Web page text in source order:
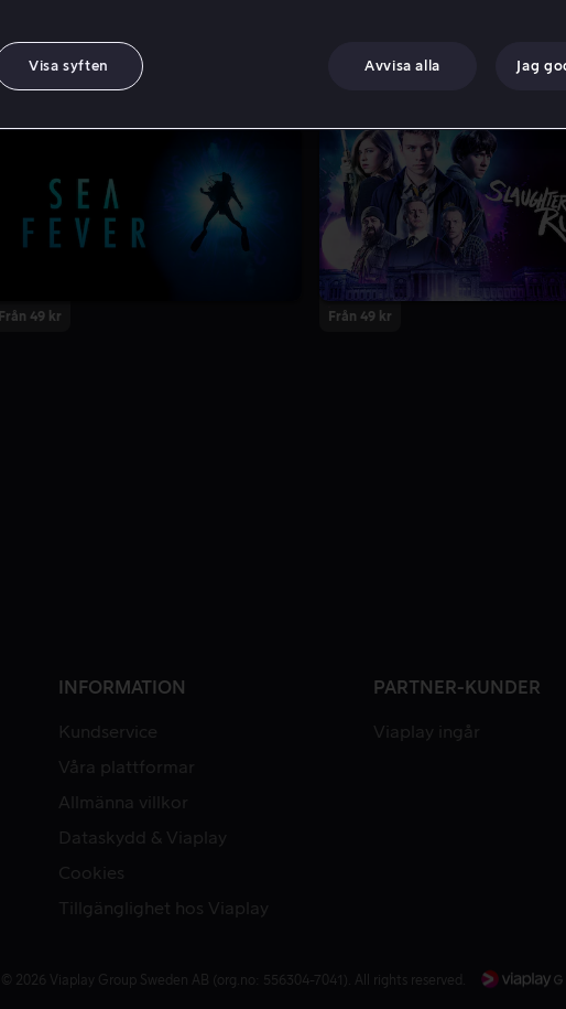
Från 49 kr Från 49 kr
INFORMATION
Kundservice
Våra plattformar
Allmänna villkor
Dataskydd & Viaplay
Cookies
Tillgänglighet hos Viaplay
PARTNER-KUNDER
Viaplay ingår
© 2026 Viaplay Group Sweden AB (org.no: 556304-7041). All rights reserved.
Visa syften Avvisa alla Jag